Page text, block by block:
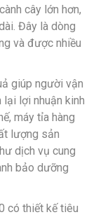
cây lớn hơn,
Đây là dòng
và được nhiều
giúp người vận
lợi nhuận kinh
máy tỉa hàng
lượng sản
dịch vụ cung
bảo dưỡng
có thiết kế tiêu